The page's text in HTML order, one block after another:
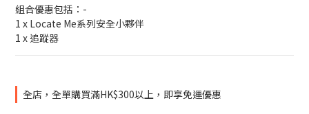
組合優惠包括：-
1 x Locate Me系列安全小夥伴
1 x 追蹤器
全店，全單購買滿HK$300以上，即享免運優惠